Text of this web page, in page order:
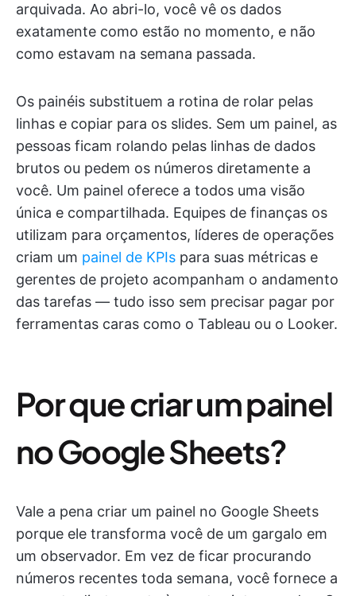
arquivada. Ao abri-lo, você vê os dados
exatamente como estão no momento, e não
como estavam na semana passada.
Os painéis substituem a rotina de rolar pelas
linhas e copiar para os slides. Sem um painel, as
pessoas ficam rolando pelas linhas de dados
brutos ou pedem os números diretamente a
você. Um painel oferece a todos uma visão
única e compartilhada. Equipes de finanças os
utilizam para orçamentos, líderes de operações
criam um painel de KPIs para suas métricas e
gerentes de projeto acompanham o andamento
das tarefas — tudo isso sem precisar pagar por
ferramentas caras como o Tableau ou o Looker.
Por que criar um painel
no Google Sheets?
Vale a pena criar um painel no Google Sheets
porque ele transforma você de um gargalo em
um observador. Em vez de ficar procurando
números recentes toda semana, você fornece a